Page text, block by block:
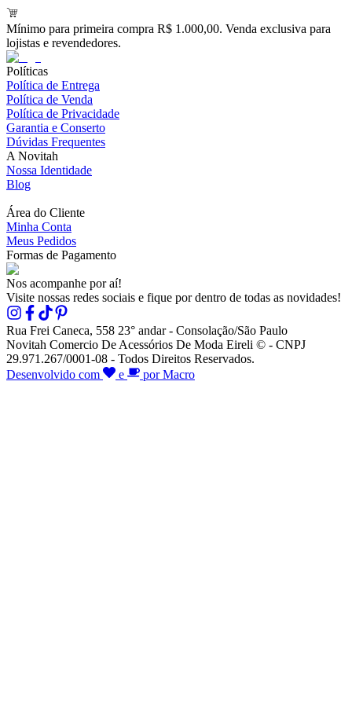
Mínimo para primeira compra R$ 1.000,00. Venda exclusiva para
lojistas e revendedores.
Políticas
Política de Entrega
Política de Venda
Política de Privacidade
Garantia e Conserto
Dúvidas Frequentes
A Novitah
Nossa Identidade
Blog
Área do Cliente
Minha Conta
Meus Pedidos
Formas de Pagamento
Nos acompanhe por aí!
Visite nossas redes sociais e fique por dentro de todas as novidades!
Rua Frei Caneca, 558 23° andar - Consolação/São Paulo
Novitah Comercio De Acessórios De Moda Eireli © - CNPJ
29.971.267/0001-08 - Todos Direitos Reservados.
Desenvolvido com
e por Macro